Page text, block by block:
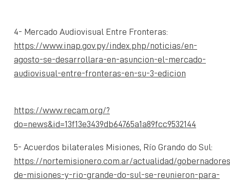
4- Mercado Audiovisual Entre Fronteras:
https://www.inap.gov.py/index.php/noticias/en-
agosto-se-desarrollara-en-asuncion-el-mercado-
audiovisual-entre-fronteras-en-su-3-edicion
https://www.recam.org/?
do=news&id=13f13e3439db64765a1a89fcc9532144
5- Acuerdos bilaterales Misiones, Río Grando do Sul:
https://nortemisionero.com.ar/actualidad/
de-misiones-y-rio-grande-do-sul-se-reunieron-para-